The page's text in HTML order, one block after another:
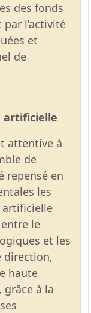
des fonds
l’activité
et
de
artificielle
attentive à
de
repensé en
les
artificielle
le
et les
direction,
haute
à la